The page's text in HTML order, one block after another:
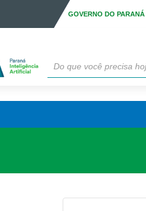
GOVERNO DO PARANÁ